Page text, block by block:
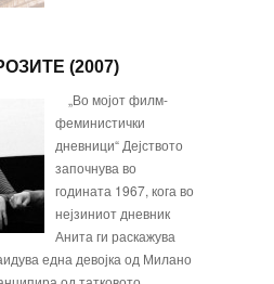
(2007)
„Во мојот филм-
феминистички
дневници“ Дејството
започнува во
годината 1967, кога во
нејзиниот дневник
Анита ги раскажува
една девојка од Милано